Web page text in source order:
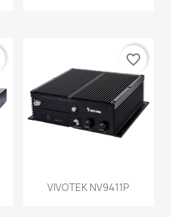
VIVOTEK NV9411P
favorite_border